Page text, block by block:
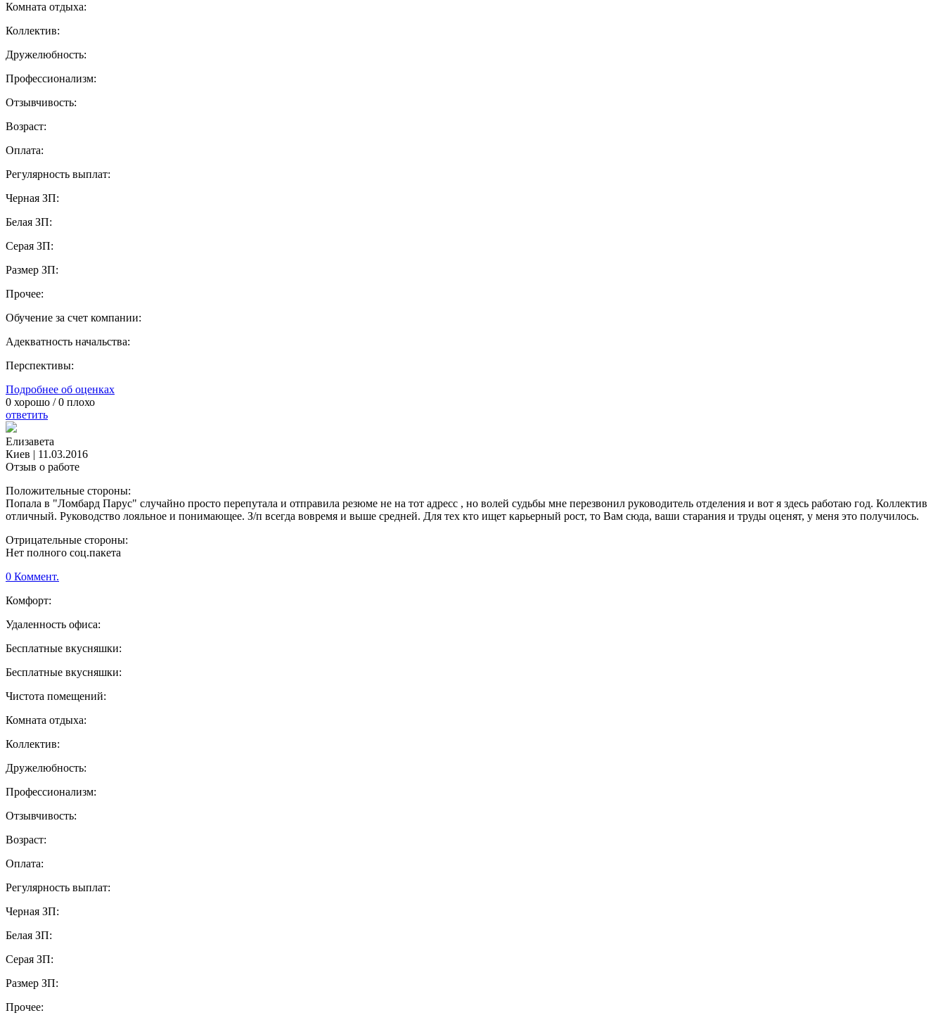
Комната отдыха:
Коллектив:
Дружелюбность:
Профессионализм:
Отзывчивость:
Возраст:
Оплата:
Регулярность выплат:
Черная ЗП:
Белая ЗП:
Серая ЗП:
Размер ЗП:
Прочее:
Обучение за счет компании:
Адекватность начальства:
Перспективы:
Подробнее об оценках
0 хорошо /0 плохо
ответить
Елизавета
Киев | 11.03.2016
Отзыв о работе
Положительные стороны:
Попала в "Ломбард Парус" случайно просто перепутала и отправила резюме не на тот адресс , но волей судьбы мне перезвонил руководитель отделения и вот я здесь работаю год. Коллектив
отличный. Руководство лояльное и понимающее. З/п всегда вовремя и выше средней. Для тех кто ищет карьерный рост, то Вам сюда, ваши старания и труды оценят, у меня это получилось.
Отрицательные стороны:
Нет полного соц.пакета
0 Коммент.
Комфорт:
Удаленность офиса:
Бесплатные вкусняшки:
Бесплатные вкусняшки:
Чистота помещений:
Комната отдыха:
Коллектив:
Дружелюбность:
Профессионализм:
Отзывчивость:
Возраст:
Оплата:
Регулярность выплат:
Черная ЗП:
Белая ЗП:
Серая ЗП:
Размер ЗП:
Прочее: